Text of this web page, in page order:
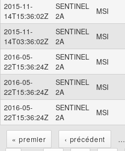
2015-11-
14T15:36:02Z
SENTINEL
2A
MSI
2015-11-
14T03:36:02Z
SENTINEL
2A
MSI
2016-05-
22T15:36:24Z
SENTINEL
2A
MSI
2016-05-
22T15:36:24Z
SENTINEL
2A
MSI
2016-05-
22T15:36:24Z
SENTINEL
2A
MSI
« premier ‹ précédent …